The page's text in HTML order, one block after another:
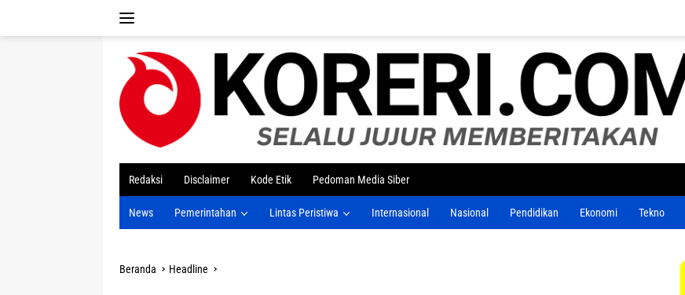
Redaksi Disclaimer Kode Etik Pedoman Media Siber
News Pemerintahan Lintas Peristiwa Internasional Nasional Pendidikan Ekonomi Tekno
Beranda Headline